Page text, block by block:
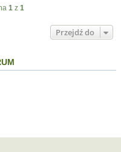
1z 1
Przejdź do